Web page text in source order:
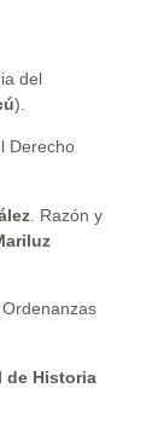
del
).
Derecho
. Razón y
de Historia